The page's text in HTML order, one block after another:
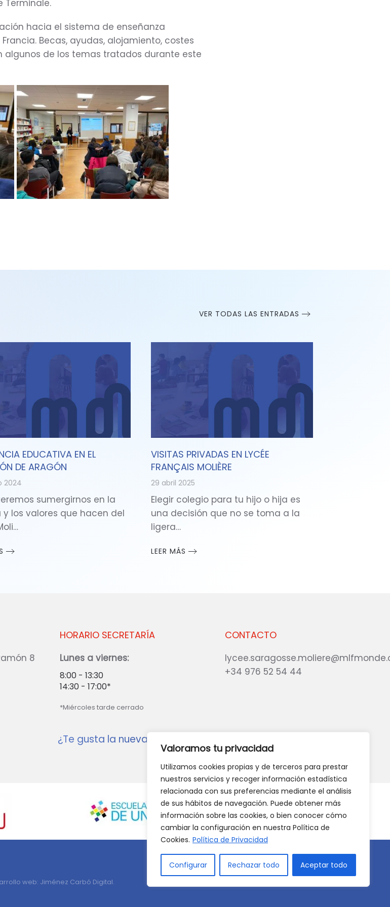
Valoramos tu privacidad
Utilizamos cookies propias y de terceros para prestar
nuestros servicios y recoger información estadística
relacionada con sus preferencias mediante el análisis
de sus hábitos de navegación. Puede obtener más
información sobre las cookies, o bien conocer cómo
cambiar la configuración en nuestra Política de
Cookies. Política de Privacidad
Configurar Rechazar todo Aceptar todo
Terminale.
hacia el sistema de enseñanza
Becas, ayudas, alojamiento, costes
algunos de los temas tratados durante este
VER TODAS LAS ENTRADAS
EDUCATIVA EN EL
DE ARAGÓN
2024
sumergirnos en la
y los valores que hacen del
VISITAS PRIVADAS EN LYCÉE
FRANÇAIS MOLIÈRE
29 abril 2025
Elegir colegio para tu hijo o hija es
una decisión que no se toma a la
ligera…
LEER MÁS
8
CONTACTO
+34 976 52 54 44
HORARIO SECRETARÍA
Lunes a viernes:
8:00 - 13:30
14:30 - 17:00*
*Miércoles tarde cerrado
¿Te gusta la nueva web?
web: Jiménez Carbó Digital.